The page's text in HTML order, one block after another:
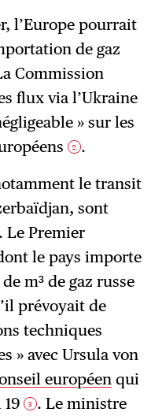
l’Europe pourrait
de gaz
Commission
flux via l’Ukraine
» sur les
2 .
le transit
sont
Le Premier
le pays importe
m³ de gaz russe
prévoyait de
techniques
» avec Ursula von
européen qui
3 . Le ministre